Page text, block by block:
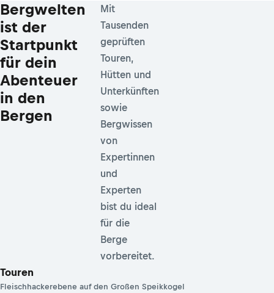
Bergwelten
ist der
Startpunkt
für dein
Abenteuer
in den
Bergen
Mit
Tausenden
geprüften
Touren,
Hütten und
Unterkünften
sowie
Bergwissen
von
Expertinnen
und
Experten
bist du ideal
für die
Berge
vorbereitet.
Touren
Fleischhackerebene auf den Großen Speikkogel